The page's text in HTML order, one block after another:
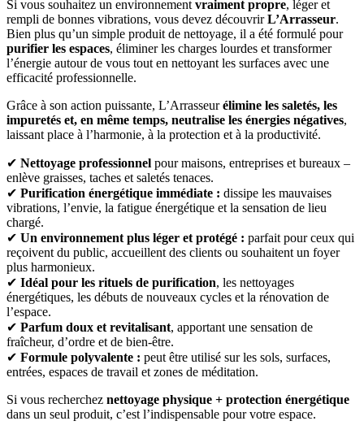
Si vous souhaitez un environnement vraiment propre, léger et
rempli de bonnes vibrations, vous devez découvrirL’Arrasseur.
Bien plus qu’un simple produit de nettoyage, il a été formulé pour
purifier les espaces, éliminer les charges lourdes et transformer
l’énergie autour de vous tout en nettoyant les surfaces avec une
efficacité professionnelle.
Grâce à son action puissante, L’Arrasseurélimine les saletés, les
impuretés et, en même temps, neutralise les énergies négatives,
laissant place à l’harmonie, à la protection et à la productivité.
✔ Nettoyage professionnel pour maisons, entreprises et bureaux –
enlève graisses, taches et saletés tenaces.
✔ Purification énergétique immédiate : dissipe les mauvaises
vibrations, l’envie, la fatigue énergétique et la sensation de lieu
chargé.
✔ Un environnement plus léger et protégé : parfait pour ceux qui
reçoivent du public, accueillent des clients ou souhaitent un foyer
plus harmonieux.
✔ Idéal pour les rituels de purification, les nettoyages
énergétiques, les débuts de nouveaux cycles et la rénovation de
l’espace.
✔ Parfum doux et revitalisant, apportant une sensation de
fraîcheur, d’ordre et de bien-être.
✔ Formule polyvalente : peut être utilisé sur les sols, surfaces,
entrées, espaces de travail et zones de méditation.
Si vous recherchez nettoyage physique + protection énergétique
dans un seul produit, c’est l’indispensable pour votre espace.